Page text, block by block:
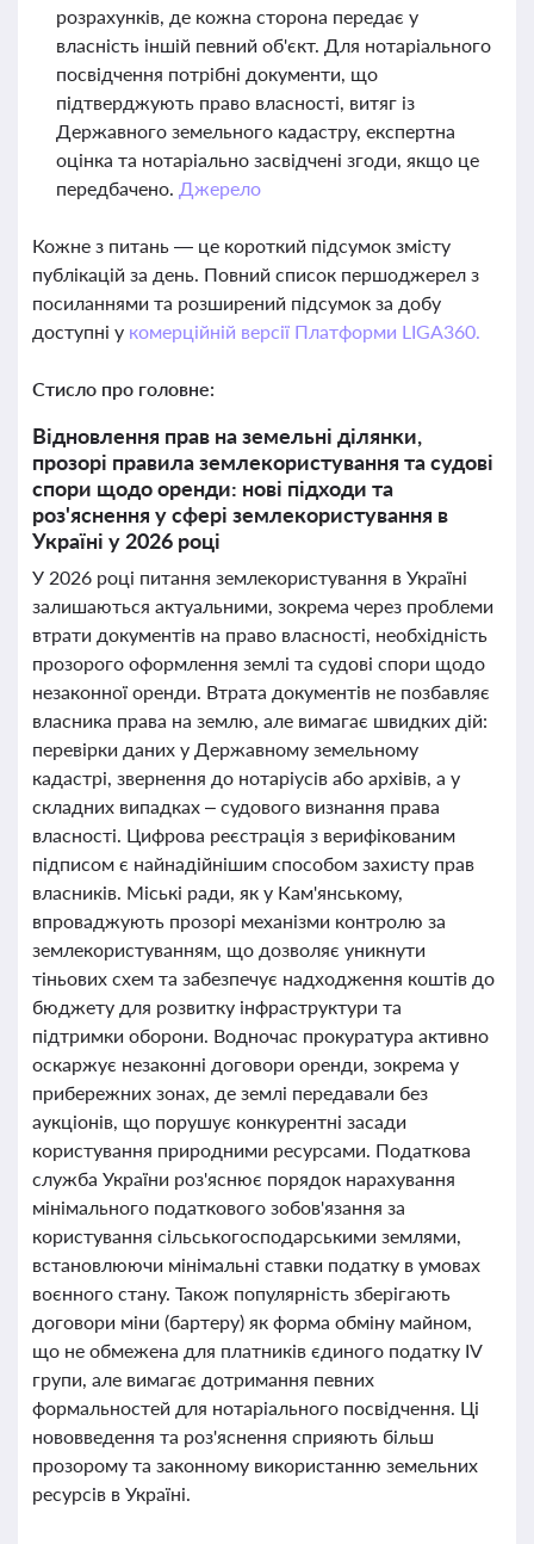
розрахунків, де кожна сторона передає у
власність іншій певний об'єкт. Для нотаріального
посвідчення потрібні документи, що
підтверджують право власності, витяг із
Державного земельного кадастру, експертна
оцінка та нотаріально засвідчені згоди, якщо це
передбачено. Джерело
Кожне з питань — це короткий підсумок змісту
публікацій за день. Повний список першоджерел з
посиланнями та розширений підсумок за добу
доступні у комерційній версії Платформи LIGA360.
Стисло про головне:
Відновлення прав на земельні ділянки,
прозорі правила землекористування та судові
спори щодо оренди: нові підходи та
роз'яснення у сфері землекористування в
Україні у 2026 році
У 2026 році питання землекористування в Україні
залишаються актуальними, зокрема через проблеми
втрати документів на право власності, необхідність
прозорого оформлення землі та судові спори щодо
незаконної оренди. Втрата документів не позбавляє
власника права на землю, але вимагає швидких дій:
перевірки даних у Державному земельному
кадастрі, звернення до нотаріусів або архівів, а у
складних випадках – судового визнання права
власності. Цифрова реєстрація з верифікованим
підписом є найнадійнішим способом захисту прав
власників. Міські ради, як у Кам'янському,
впроваджують прозорі механізми контролю за
землекористуванням, що дозволяє уникнути
тіньових схем та забезпечує надходження коштів до
бюджету для розвитку інфраструктури та
підтримки оборони. Водночас прокуратура активно
оскаржує незаконні договори оренди, зокрема у
прибережних зонах, де землі передавали без
аукціонів, що порушує конкурентні засади
користування природними ресурсами. Податкова
служба України роз'яснює порядок нарахування
мінімального податкового зобов'язання за
користування сільськогосподарськими землями,
встановлюючи мінімальні ставки податку в умовах
воєнного стану. Також популярність зберігають
договори міни (бартеру) як форма обміну майном,
що не обмежена для платників єдиного податку IV
групи, але вимагає дотримання певних
формальностей для нотаріального посвідчення. Ці
нововведення та роз'яснення сприяють більш
прозорому та законному використанню земельних
ресурсів в Україні.